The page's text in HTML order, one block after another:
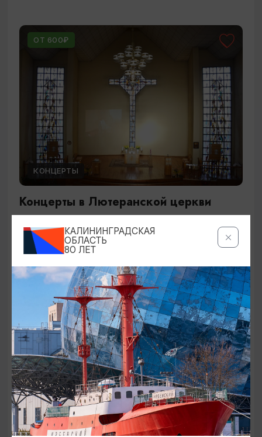
ОТ 600₽
КОНЦЕРТЫ
Концерты в Лютеранской церкви
19.07.2026 - 19.08.2026, 19:00
Калининград, Евангелическо-лютеранская церковь
«Воскресения»
ОТ 250₽
ДЕТЯМ
КАЛИНИНГРАДСКАЯ
ОБЛАСТЬ
80 ЛЕТ